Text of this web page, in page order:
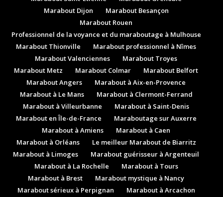
Marabout Dijon
Marabout Besançon
Marabout Rouen
Professionnel de la voyance et du maraboutage à Mulhouse
Marabout Thionville
Marabout professionnel à Nîmes
Marabout Valenciennes
Marabout Troyes
Marabout Metz
Marabout Colmar
Marabout Belfort
Marabout Angers
Marabout à Aix-en-Provence
Marabout à Le Mans
Marabout à Clermont-Ferrand
Marabout à Villeurbanne
Marabout à Saint-Denis
Marabout en Île-de-France
Maraboutage sur Auxerre
Marabout à Amiens
Marabout à Caen
Marabout à Orléans
Le meilleur Marabout de Biarritz
Marabout à Limoges
Marabout guérisseur à Argenteuil
Marabout à La Rochelle
Marabout à Tours
Marabout à Brest
Marabout mystique à Nancy
Marabout sérieux à Perpignan
Marabout à Arcachon